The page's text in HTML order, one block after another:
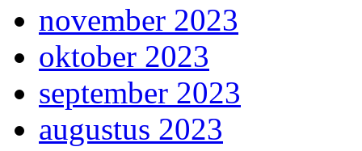
november 2023
oktober 2023
september 2023
augustus 2023